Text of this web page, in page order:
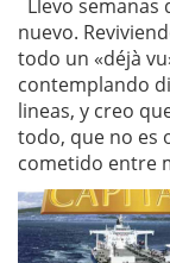
Llevo
nuevo.
todo un «déjà
contemplando
lineas, y creo
todo, que no es
cometido entre